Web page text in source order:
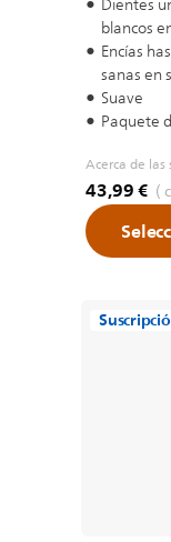
blancos
Encías
sanas en
Suave
Paquete
Acerca de las
43,99 € (